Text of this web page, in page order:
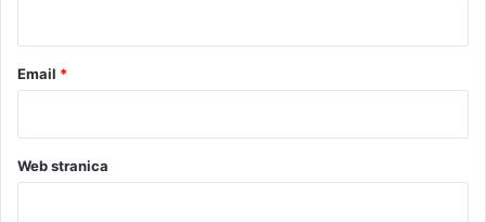
Email *
Web stranica